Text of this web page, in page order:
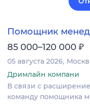
Помощник
85 000–120 000 ₽
05 августа 2026
Дримлайн компани
В связи с
команду помощника